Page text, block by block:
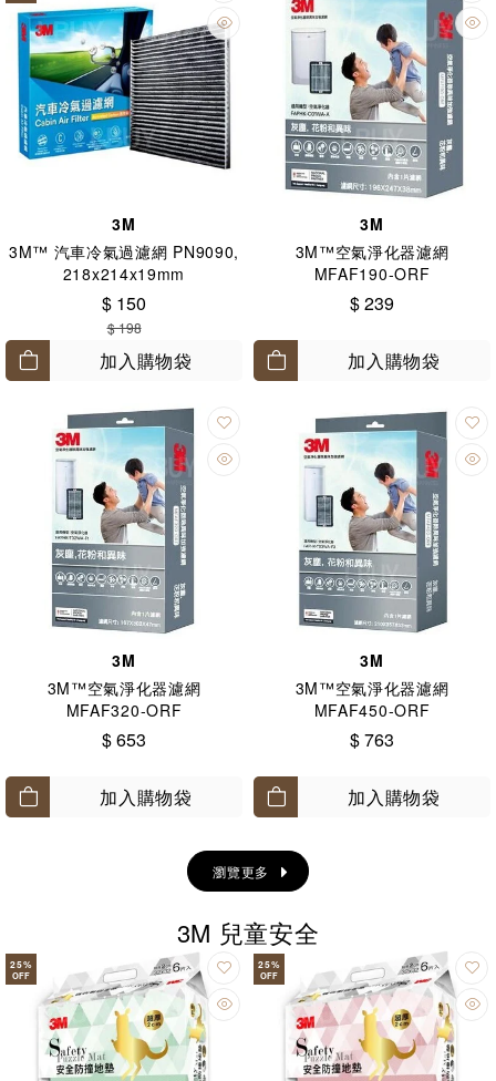
3M
3M™ 汽車冷氣過濾網 PN9090,
218x214x19mm
$ 150
$ 198
加入購物袋
3M
3M™空氣淨化器濾網
MFAF190-ORF
$ 239
加入購物袋
3M
3M™空氣淨化器濾網
MFAF320-ORF
$ 653
加入購物袋
3M
3M™空氣淨化器濾網
MFAF450-ORF
$ 763
加入購物袋
瀏覽更多
3M 兒童安全
25%
OFF
25%
OFF